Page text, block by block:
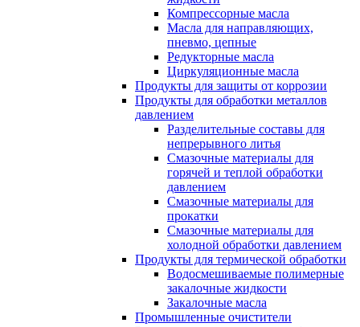
Компрессорные масла
Масла для направляющих,
пневмо, цепные
Редукторные масла
Циркуляционные масла
Продукты для защиты от коррозии
Продукты для обработки металлов
давлением
Разделительные составы для
непрерывного литья
Смазочные материалы для
горячей и теплой обработки
давлением
Смазочные материалы для
прокатки
Смазочные материалы для
холодной обработки давлением
Продукты для термической обработки
Водосмешиваемые полимерные
закалочные жидкости
Закалочные масла
Промышленные очистители